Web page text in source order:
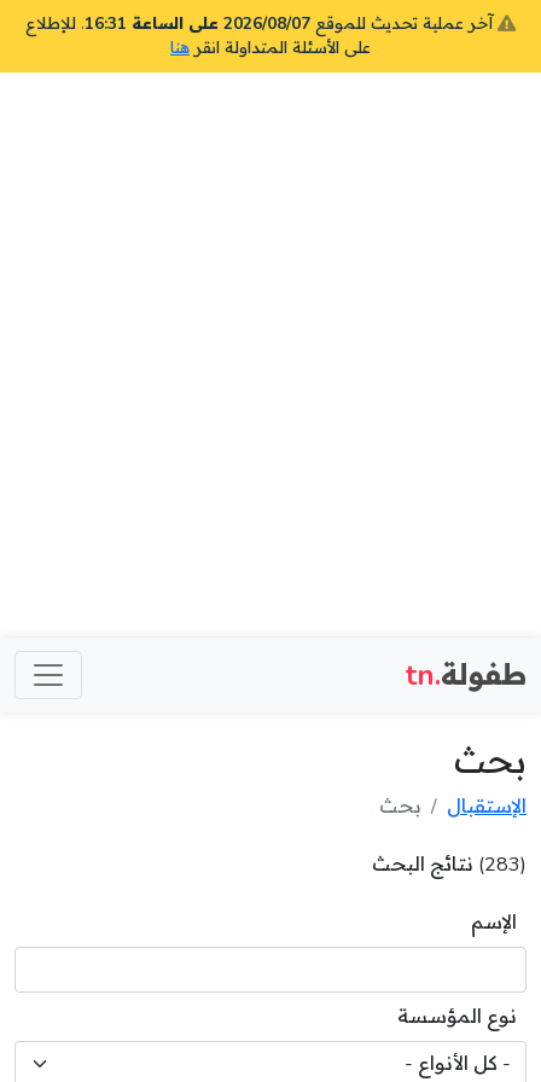
آخر عملية تحديث للموقع 2026/08/07 على الساعة 16:31
. للإطلاع
على الأسئلة المتداولة انقر هنا
طفولة.tn
بحث
الإستقبال بحث
(283) نتائج البحث
الإسم
نوع المؤسسة